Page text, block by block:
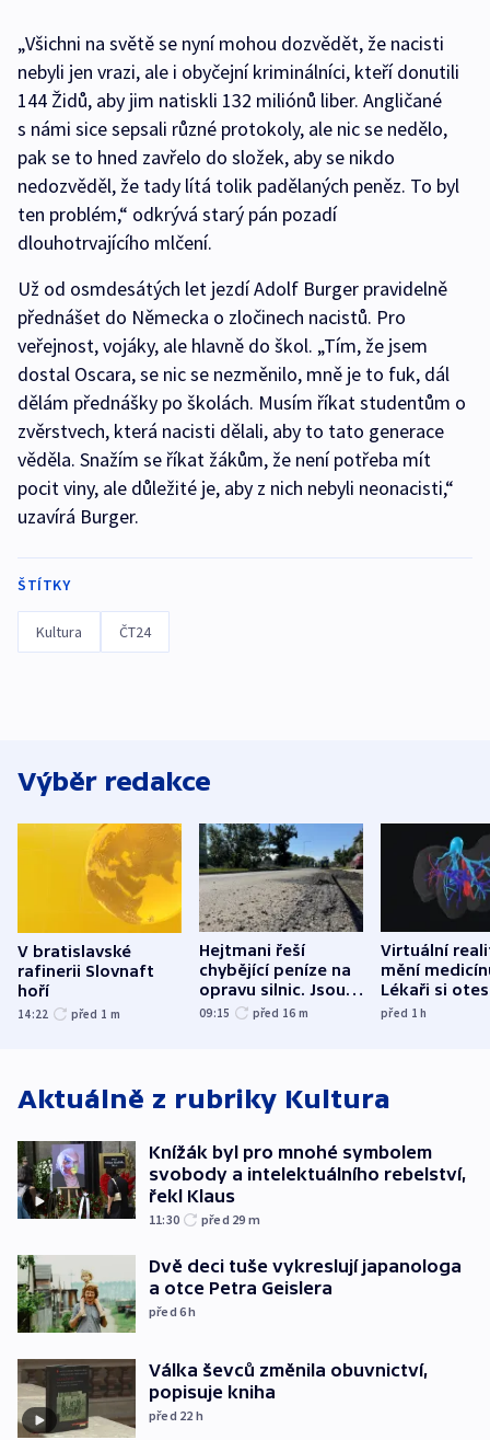
„Všichni na světě se nyní mohou dozvědět, že nacisti
nebyli jen vrazi, ale i obyčejní kriminálníci, kteří donutili
144 Židů, aby jim natiskli 132 miliónů liber. Angličané
s námi sice sepsali různé protokoly, ale nic se nedělo,
pak se to hned zavřelo do složek, aby se nikdo
nedozvěděl, že tady lítá tolik padělaných peněz. To byl
ten problém,“ odkrývá starý pán pozadí
dlouhotrvajícího mlčení.
Už od osmdesátých let jezdí Adolf Burger pravidelně
přednášet do Německa o zločinech nacistů. Pro
veřejnost, vojáky, ale hlavně do škol. „Tím, že jsem
dostal Oscara, se nic se nezměnilo, mně je to fuk, dál
dělám přednášky po školách. Musím říkat studentům o
zvěrstvech, která nacisti dělali, aby to tato generace
věděla. Snažím se říkat žákům, že není potřeba mít
pocit viny, ale důležité je, aby z nich nebyli neonacisti,“
uzavírá Burger.
ŠTÍTKY
Kultura ČT24
Výběr redakce
V bratislavské
rafinerii Slovnaft
hoří
14:22 před 1 m
Hejtmani řeší
chybějící peníze na
opravu silnic. Jsou
nenárokové, namítá
09:15 před 16 m
Virtuální
mění
Lékaři si
každý řez,
před 1h
Aktuálně z rubriky Kultura
Knížák byl pro mnohé symbolem
svobody a intelektuálního rebelství,
řekl Klaus
11:30 před 29 m
Dvě deci tuše vykreslují japanologa
a otce Petra Geislera
před 6h
Válka ševců změnila obuvnictví,
popisuje kniha
před 22 h